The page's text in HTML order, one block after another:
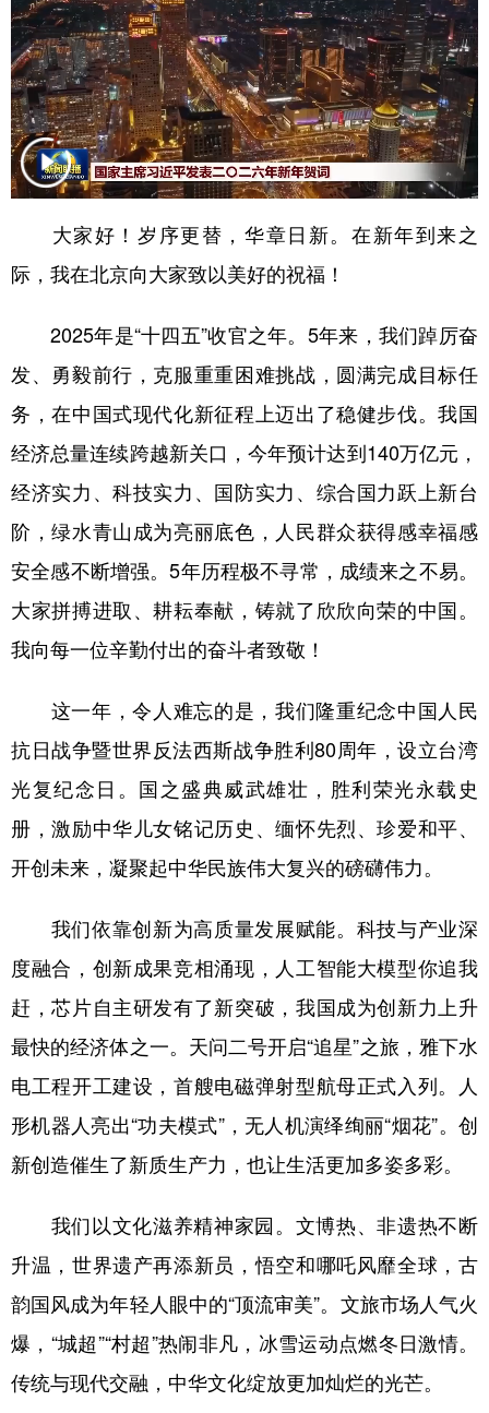
山东 河南 湖北 湖南
广东 广西 海南 重庆
四川 贵州 云南 西藏
陕西 甘肃 青海 宁夏
多语种频道
English Español Français عربى
Русский язык 日本語 한국어
Deutsch Português
大家好！岁序更替，华章日新。在新年到来之
际，我在北京向大家致以美好的祝福！
2025年是“十四五”收官之年。5年来，我们踔厉奋
发、勇毅前行，克服重重困难挑战，圆满完成目标任
务，在中国式现代化新征程上迈出了稳健步伐。我国
经济总量连续跨越新关口，今年预计达到140万亿元，
经济实力、科技实力、国防实力、综合国力跃上新台
阶，绿水青山成为亮丽底色，人民群众获得感幸福感
安全感不断增强。5年历程极不寻常，成绩来之不易。
大家拼搏进取、耕耘奉献，铸就了欣欣向荣的中国。
我向每一位辛勤付出的奋斗者致敬！
这一年，令人难忘的是，我们隆重纪念中国人民
抗日战争暨世界反法西斯战争胜利80周年，设立台湾
光复纪念日。国之盛典威武雄壮，胜利荣光永载史
册，激励中华儿女铭记历史、缅怀先烈、珍爱和平、
开创未来，凝聚起中华民族伟大复兴的磅礴伟力。
我们依靠创新为高质量发展赋能。科技与产业深
度融合，创新成果竞相涌现，人工智能大模型你追我
赶，芯片自主研发有了新突破，我国成为创新力上升
最快的经济体之一。天问二号开启“追星”之旅，雅下水
电工程开工建设，首艘电磁弹射型航母正式入列。人
形机器人亮出“功夫模式”，无人机演绎绚丽“烟花”。创
新创造催生了新质生产力，也让生活更加多姿多彩。
我们以文化滋养精神家园。文博热、非遗热不断
升温，世界遗产再添新员，悟空和哪吒风靡全球，古
韵国风成为年轻人眼中的“顶流审美”。文旅市场人气火
爆，“城超”“村超”热闹非凡，冰雪运动点燃冬日激情。
传统与现代交融，中华文化绽放更加灿烂的光芒。